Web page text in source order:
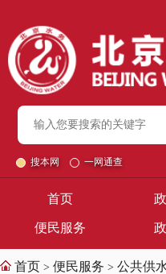
搜本网 一网通查
首页
便民服务
首页 > 便民服务 > 公共供